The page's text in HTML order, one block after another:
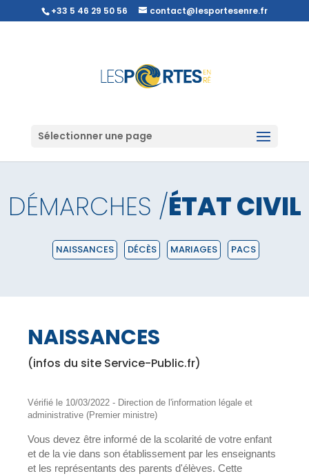
+33 5 46 29 50 56 contact@lesportesenre.fr
Sélectionner une page
DÉMARCHES /ÉTAT CIVIL
NAISSANCES DÉCÈS MARIAGES PACS
NAISSANCES
(infos du site Service-Public.fr)
Vérifié le 10/03/2022 - Direction de l'information légale et
administrative (Premier ministre)
Vous devez être informé de la scolarité de votre enfant
et de la vie dans son établissement par les enseignants
et les représentants des parents d'élèves. Cette